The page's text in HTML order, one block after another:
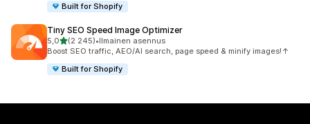
Built for Shopify
Tiny SEO Speed Image Optimizer
5,0/ 5 tähteä
(2 245)
2245 arvostelua yhteensä
•Ilmainen asennus
Boost SEO traffic, AEO/AI search, page speed & minify images!↑
Built for Shopify